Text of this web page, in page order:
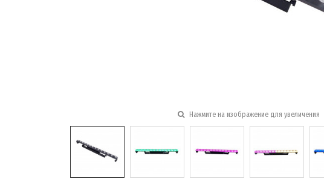
Нажмите на изображение для увеличения